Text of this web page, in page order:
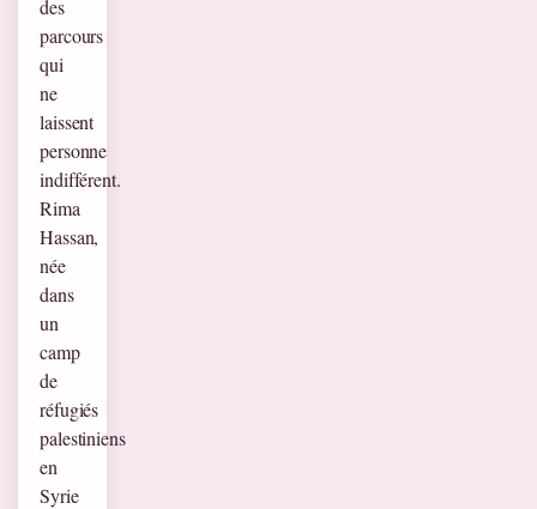
des
parcours
qui
ne
laissent
personne
indifférent.
Rima
Hassan,
née
dans
un
camp
de
réfugiés
palestiniens
en
Syrie